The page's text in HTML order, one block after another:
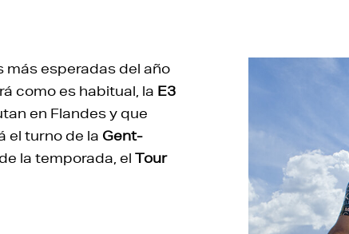
más esperadas del año
como es habitual, la E3
en Flandes y que
el turno de la Gent-
la temporada, el Tour